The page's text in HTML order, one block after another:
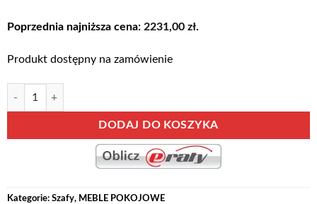
wynosiła:
Poprzednia najniższa cena: 2231,00 zł.
Produkt dostępny na zamówienie
ilość MACIEJ szafa przesuwna z szufladami 180 x H-240 cm DĄB
DODAJ DO KOSZYKA
Alternative:
Kategorie: Szafy, MEBLE POKOJOWE